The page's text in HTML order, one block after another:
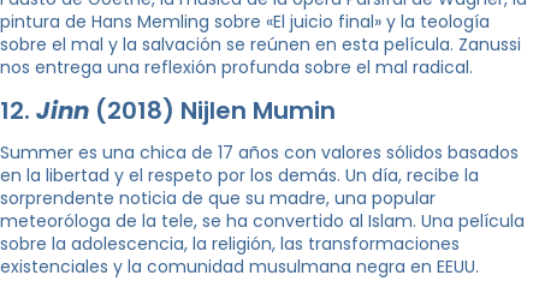
pintura de Hans Memling sobre «El juicio final» y la teología
sobre el mal y la salvación se reúnen en esta película. Zanussi
nos entrega una reflexión profunda sobre el mal radical.
12. Jinn (2018) Nijlen Mumin
Summer es una chica de 17 años con valores sólidos basados ​​
en la libertad y el respeto por los demás. Un día, recibe la
sorprendente noticia de que su madre, una popular
meteoróloga de la tele, se ha convertido al Islam. Una película
sobre la adolescencia, la religión, las transformaciones
existenciales y la comunidad musulmana negra en EEUU.